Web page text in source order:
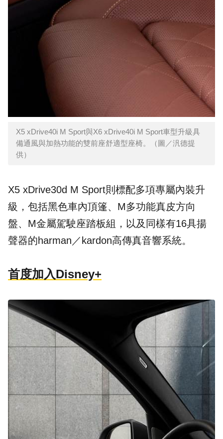
X5 xDrive40i M Sport與X6 xDrive40i M Sport車型升級具
備通風與加熱功能的雙前座舒適型座椅。（圖／汎德提
供）
X5 xDrive30d M Sport則標配多項專屬內裝升
級，包括黑色車內頂篷、M多功能真皮方向
盤、M金屬駕駛座踏板組，以及同樣有16具揚
聲器的harman／kardon高傳真音響系統。
首度加入Disney+